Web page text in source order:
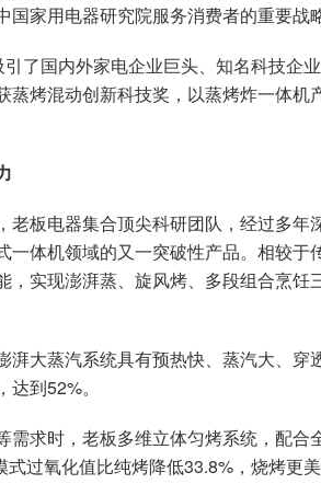
家用电器研究院服务消费者的重要战
了国内外家电企业巨头、知名科技企
烤混动创新科技奖，以蒸烤炸一体机
板电器集合顶尖科研团队，经过多年
体机领域的又一突破性产品。相较于
实现澎湃蒸、旋风烤、多段组合烹饪
湃大蒸汽系统具有预热快、蒸汽大、
到52%。
求时，老板多维立体匀烤系统，配合
过氧化值比纯烤降低33.8%，烧烤更美